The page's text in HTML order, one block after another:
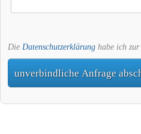
Die Datenschutzerklärung habe ich zur
unverbindliche Anfrage